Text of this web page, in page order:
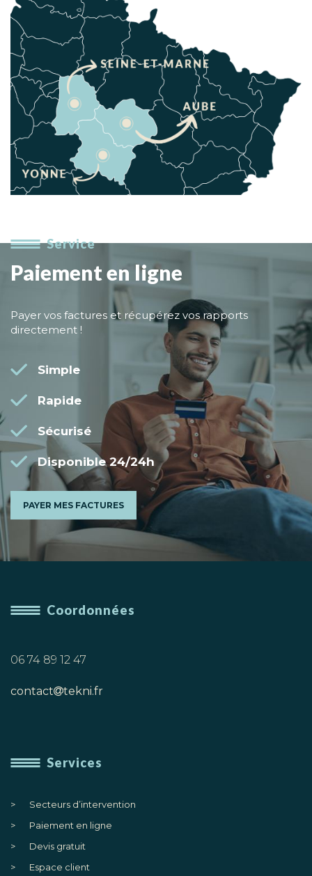
Service
Paiement en ligne
Payer vos factures et récupérez vos rapports
directement !
Simple
Rapide
Sécurisé
Disponible 24/24h
PAYER MES FACTURES
Coordonnées
06 74 89 12 47
contact tekni.fr
Services
Secteurs d’intervention
Paiement en ligne
Devis gratuit
Espace client